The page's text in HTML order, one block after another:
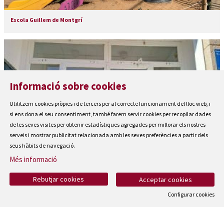
Escola Guillem de Montgrí
Informació sobre cookies
Utilitzem cookies pròpies i de tercers per al correcte funcionament del lloc web, i
si ens dona el seu consentiment, també farem servir cookies per recopilar dades
de les seves visites per obtenir estadístiques agregades per millorar els nostres
serveis i mostrar publicitat relacionada amb les seves preferències a partir dels
seus hàbits de navegació.
Més informació
Acceptar cookies
Rebutjar cookies
Configurar cookies